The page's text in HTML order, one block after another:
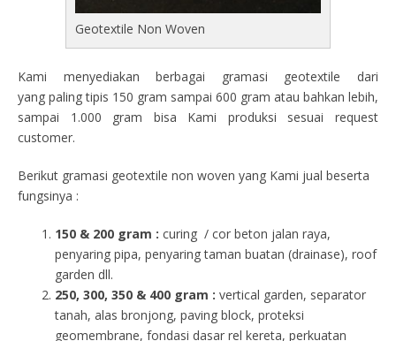
Geotextile Non Woven
Kami menyediakan berbagai gramasi geotextile dari
yang paling tipis 150 gram sampai 600 gram atau bahkan lebih,
sampai 1.000 gram bisa Kami produksi sesuai request
customer.
Berikut gramasi geotextile non woven yang Kami jual beserta
fungsinya :
150 & 200 gram : curing / cor beton jalan raya,
penyaring pipa, penyaring taman buatan (drainase), roof
garden dll.
250, 300, 350 & 400 gram : vertical garden, separator
tanah, alas bronjong, paving block, proteksi
geomembrane, fondasi dasar rel kereta, perkuatan